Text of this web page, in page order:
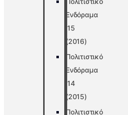
Ενδόραμα
’15
(2016)
Πολιτιστικό
Ενδόραμα
’14
(2015)
Πολιτιστικό